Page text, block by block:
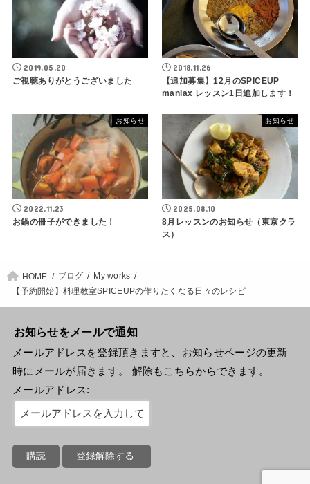
2019.05.20
ご視聴ありがとうございました
2018.11.26
【追加募集】12月のSPICEUP
maniax レッスン1日追加します！
お知らせ
2022.11.23
お鍋の冊子ができました！
お知らせ
2025.08.10
8月レッスンのお知らせ（東京クラ
ス）
HOME ブログ
My works
【予約開始】料理教室SPICEUPの作りたくなる日々のレシピ
お知らせをメールで通知
メールアドレスを登録頂きますと、お知らせページの更新
時にメールが届きます。 解除もこちらからできます。
メールアドレス: